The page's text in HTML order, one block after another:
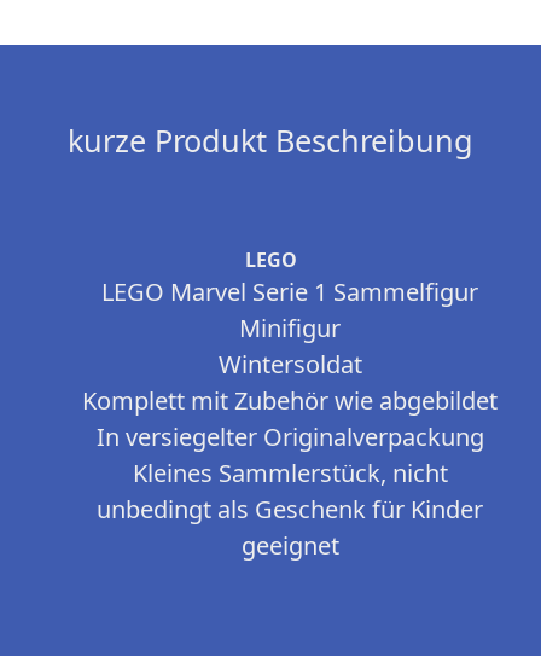
kurze Produkt Beschreibung
LEGO
LEGO Marvel Serie 1 Sammelfigur
Minifigur
Wintersoldat
Komplett mit Zubehör wie abgebildet
In versiegelter Originalverpackung
Kleines Sammlerstück, nicht
unbedingt als Geschenk für Kinder
geeignet